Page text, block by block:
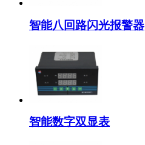
智能八回路闪光报警器
智能数字双显表